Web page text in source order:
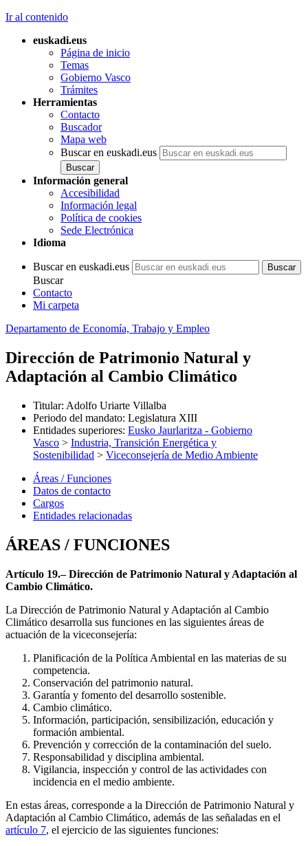
Ir al contenido
euskadi.eus
Página de inicio
Temas
Gobierno Vasco
Trámites
Herramientas
Contacto
Buscador
Mapa web
Buscar en euskadi.eus
Información general
Accesibilidad
Información legal
Política de cookies
Sede Electrónica
Idioma
Buscar en euskadi.eus
Buscar
Contacto
Mi carpeta
Departamento de Economía, Trabajo y Empleo
Dirección de Patrimonio Natural y
Adaptación al Cambio Climático
Titular: Adolfo Uriarte Villalba
Periodo del mandato: Legislatura XIII
Entidades superiores: Eusko Jaurlaritza - Gobierno
Vasco > Industria, Transición Energética y
Sostenibilidad > Viceconsejería de Medio Ambiente
Áreas / Funciones
Datos de contacto
Cargos
Entidades relacionadas
ÁREAS / FUNCIONES
Artículo 19.– Dirección de Patrimonio Natural y Adaptación al
Cambio Climático.
La Dirección de Patrimonio Natural y Adaptación al Cambio
Climático desarrolla sus funciones en las siguientes áreas de
actuación de la viceconsejería:
Planificación de la Política Ambiental en las materias de su
competencia.
Conservación del patrimonio natural.
Garantía y fomento del desarrollo sostenible.
Cambio climático.
Información, participación, sensibilización, educación y
formación ambiental.
Prevención y corrección de la contaminación del suelo.
Responsabilidad y disciplina ambiental.
Vigilancia, inspección y control de las actividades con
incidencia en el medio ambiente.
En estas áreas, corresponde a la Dirección de Patrimonio Natural y
Adaptación al Cambio Climático, además de las señaladas en el
artículo 7, el ejercicio de las siguientes funciones: